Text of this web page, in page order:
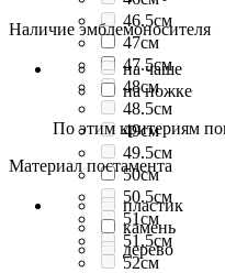
46.5см
47см
47.5см
48см
48.5см
49см
49.5см
50см
50.5см
51см
51.5см
52см
Наличие эмблемоносителя
на чаше
на ножке
По этим критериям
Материал постамента
пластик
камень
дерево